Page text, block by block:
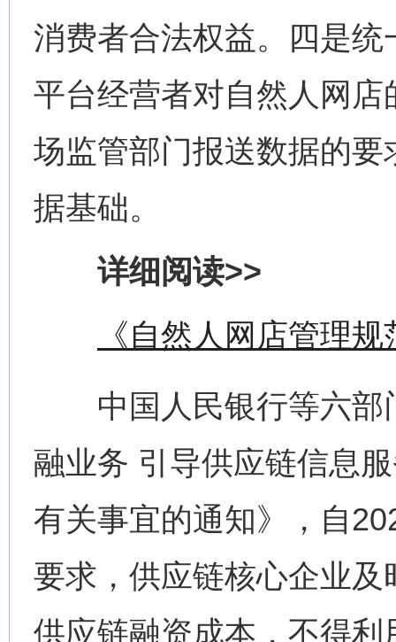
消费者合法权益。四是
平台经营者对自然人网
场监管部门报送数据的
据基础。
详细阅读>>
《自然人网店管理
中国人民银行等六部
融业务 引导供应链信息
有关事宜的通知》，自
要求，供应链核心企业
供应链融资成本，不得